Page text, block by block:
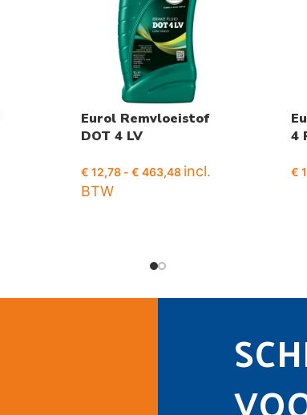
Eurol Remvloeistof
DOT 4 LV
€ 12,78 - € 463,48 incl.
BTW
4
€